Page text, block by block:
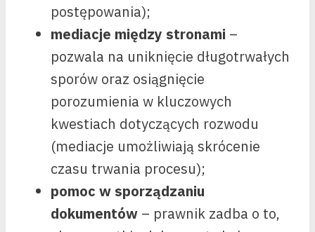
postępowania);
mediacje między stronami –
pozwala na uniknięcie długotrwałych
sporów oraz osiągnięcie
porozumienia w kluczowych
kwestiach dotyczących rozwodu
(mediacje umożliwiają skrócenie
czasu trwania procesu);
pomoc w sporządzaniu
dokumentów – prawnik zadba o to,